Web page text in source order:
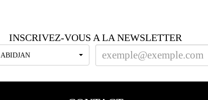
INSCRIVEZ-VOUS A LA NEWSLETTER
ABIDJAN